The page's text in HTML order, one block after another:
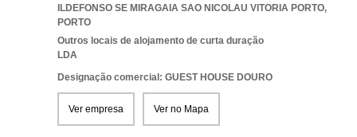
ILDEFONSO SE MIRAGAIA SAO NICOLAU VITORIA PORTO,
PORTO
Outros locais de alojamento de curta duração
LDA
Designação comercial: GUEST HOUSE DOURO
Ver empresa Ver no Mapa